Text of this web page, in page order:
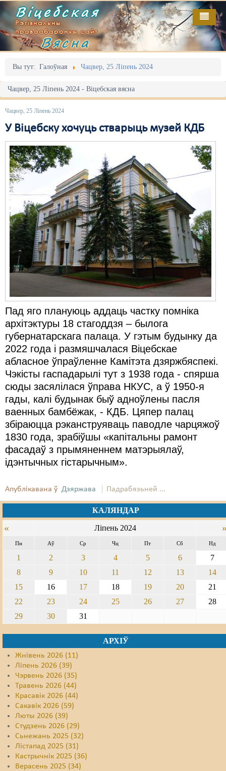
Віцебская
Рэгіянальны
праваабарончы сайт
Вясна
Вы тут: Галоўная Чацвер, 25 Ліпень 2024
Чацвер, 25 Ліпень 2024 - Віцебская вясна
Чацвер, 25 Ліпень 2024
У Віцебску хочуць стварыць музей КДБ
Пад яго плануюць аддаць частку помніка
архітэктуры 18 стагоддзя – былога
губернатарскага палаца. У гэтым будынку да
2022 года і размяшчалася Віцебскае
абласное ўпраўленне Камітэта дзяржбяспекі.
Чэкісты гаспадарылі тут з 1938 года - спярша
сюды засялілася ўправа НКУС, а ў 1950-я
гады, калі будынак быў адноўлены пасля
ваенных бамбёжак, - КДБ. Цяпер палац
збіраюцца рэканструяваць паводле чарцяжоў
1830 года, зрабіўшы «капітальны рамонт
фасадаў з прымяненнем матэрыялаў,
ідэнтычных гістарычным».
Апублікавана ў Дзяржава Падрабязьней ...
КАЛЯНДАР
« Ліпень 2024
Пн Аў Ср Чц Пт Сб Нд
1 2 3 4 5 6
7
8
9 10 11 12 13
14
15
16 17 18 19 20
21
22
23 24 25 26 27
28
29
30 31
АРХІЎ
Жнівень 2026 (11)
Ліпень 2026 (39)
Чэрвень 2026 (35)
Травень 2026 (44)
Красавік 2026 (44)
Сакавік 2026 (59)
Люты 2026 (39)
Студзень 2026 (29)
Сьнежань 2025 (32)
Лістапад 2025 (31)
Кастрычнік 2025 (36)
Верасень 2025 (34)
Галоўная
Адміністрацыйны перасьлед
Акцыі
Выбары
Грамадзянскія ініцыятывы
Дзяржава
Дыскрымінацыя
Затрыманьні
Карная псыхіятрыя
КПЧ ААН
Культурныя правы
Мігранты
Мірныя сходы
Палітвязьні
Праваабаронцы
Правы дзіцяці
Пэнітэнцыярная сыстэма
Распальваньне варожасьці
Рознае
Свабода слова
Свабода сумленьня
Правы працоўных
Сацыяльныя правы
Выданьні
Відэа
Пра нас
RSS